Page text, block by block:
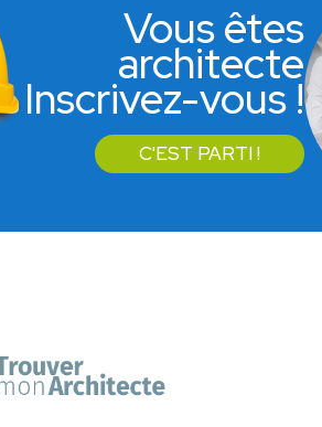
Vous êtes
architecte
Inscrivez-vous !
C'EST PARTI !